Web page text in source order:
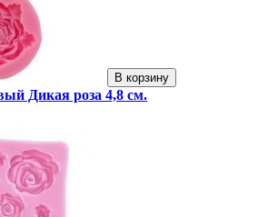
В корзину
Дикая роза 4,8 см.